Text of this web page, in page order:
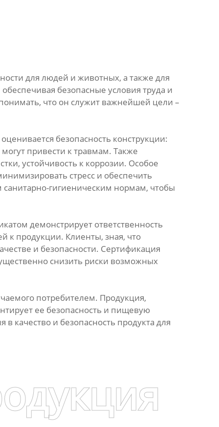
для людей и животных, а также для
безопасные условия труда и
что он служит важнейшей цели –
безопасность конструкции:
привести к травмам. Также
устойчивость к коррозии. Особое
стресс и обеспечить
гигиеническим нормам, чтобы
демонстрирует ответственность
к продукции. Клиенты, зная, что
и безопасности. Сертификация
снизить риски возможных
потребителем. Продукция,
ее безопасность и пищевую
качество и безопасность продукта для